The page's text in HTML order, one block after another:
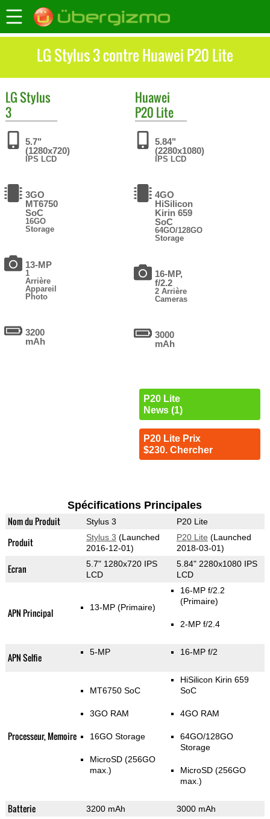
LG Stylus 3 contre Huawei P20 Lite
LGStylus
3
5.7"
(1280x720)
IPS LCD
3GO
MT6750
SoC
16GO
Storage
13-MP
1
Arrière
Appareil
Photo
3200
mAh
Huawei
P20 Lite
5.84"
(2280x1080)
IPS LCD
4GO
HiSilicon
Kirin 659
SoC
64GO/128GO
Storage
16-MP,
f/2.2
2 Arrière
Cameras
3000
mAh
P20 Lite
News (1)
P20 Lite Prix
$230. Chercher
Spécifications Principales
Nom du Produit Stylus 3 P20 Lite
Produit Stylus 3 (Launched
2016-12-01)
P20 Lite (Launched
2018-03-01)
Ecran
5.7" 1280x720 IPS
LCD
5.84" 2280x1080 IPS
LCD
APN Principal 13-MP (Primaire)
16-MP f/2.2
(Primaire)
2-MP f/2.4
APN Selfie 5-MP 16-MP f/2
Processeur, Memoire
MT6750 SoC
3GO RAM
16GO Storage
MicroSD (256GO
max.)
HiSilicon Kirin 659
SoC
4GO RAM
64GO/128GO
Storage
MicroSD (256GO
max.)
Batterie 3200 mAh 3000 mAh